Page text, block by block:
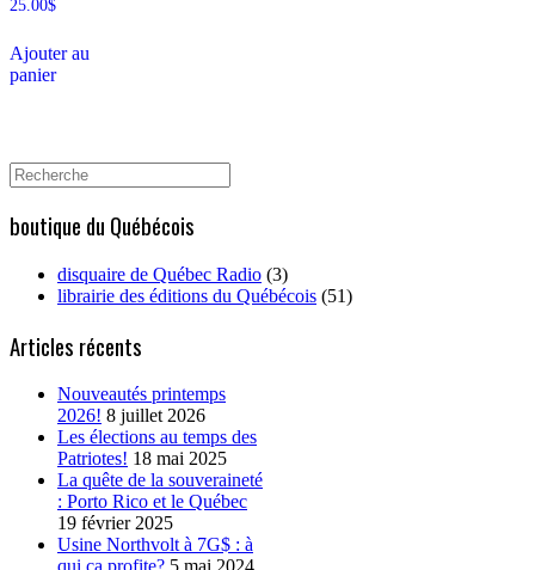
25.00$
Ajouter au
panier
Search
for:
boutique du Québécois
disquaire de Québec Radio (3)
librairie des éditions du Québécois (51)
Articles récents
Nouveautés printemps
2026! 8 juillet 2026
Les élections au temps des
Patriotes! 18 mai 2025
La quête de la souveraineté
: Porto Rico et le Québec
19 février 2025
Usine Northvolt à 7G$ : à